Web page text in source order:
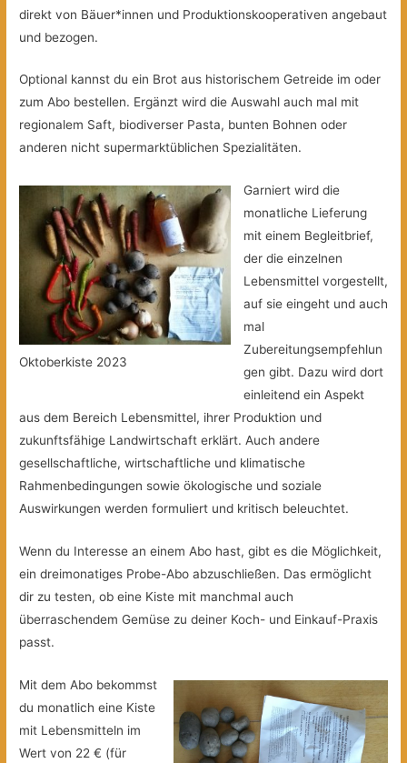
direkt von Bäuer*innen und Produktionskooperativen angebaut
und bezogen.
Optional kannst du ein Brot aus historischem Getreide im oder
zum Abo bestellen. Ergänzt wird die Auswahl auch mal mit
regionalem Saft, biodiverser Pasta, bunten Bohnen oder
anderen nicht supermarktüblichen Spezialitäten.
Oktoberkiste 2023
Garniert wird die
monatliche Lieferung
mit einem Begleitbrief,
der die einzelnen
Lebensmittel vorgestellt,
auf sie eingeht und auch
mal
Zubereitungsempfehlun
gen gibt. Dazu wird dort
einleitend ein Aspekt
aus dem Bereich Lebensmittel, ihrer Produktion und
zukunftsfähige Landwirtschaft erklärt. Auch andere
gesellschaftliche, wirtschaftliche und klimatische
Rahmenbedingungen sowie ökologische und soziale
Auswirkungen werden formuliert und kritisch beleuchtet.
Wenn du Interesse an einem Abo hast, gibt es die Möglichkeit,
ein dreimonatiges Probe-Abo abzuschließen. Das ermöglicht
dir zu testen, ob eine Kiste mit manchmal auch
überraschendem Gemüse zu deiner Koch- und Einkauf-Praxis
passt.
Mit dem Abo bekommst
du monatlich eine Kiste
mit Lebensmitteln im
Wert von 22 € (für